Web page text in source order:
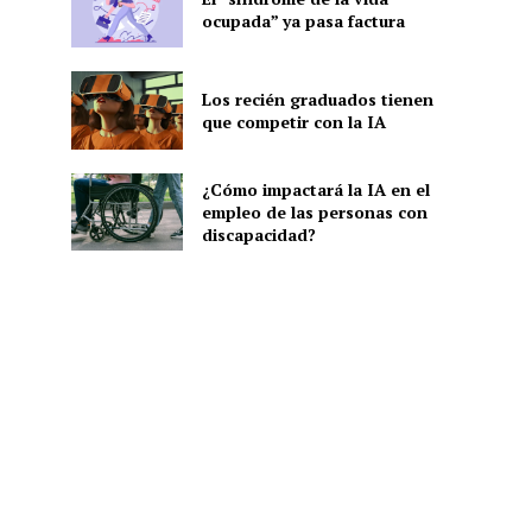
ocupada” ya pasa factura
Los recién graduados tienen
que competir con la IA
¿Cómo impactará la IA en el
empleo de las personas con
discapacidad?